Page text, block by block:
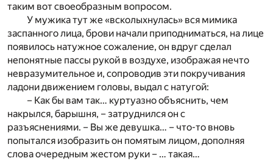
таким вот своеобразным вопросом.
У мужика тут же «всколыхнулась» вся мимика
заспанного лица, брови начали приподниматься, на лице
появилось натужное сожаление, он вдруг сделал
непонятные пассы рукой в воздухе, изображая нечто
невразумительное и, сопроводив эти покручивания
ладони движением головы, выдал с натугой:
– Как бы вам так… куртуазно объяснить, чем
накрылся, барышня, – затруднился он с
разъяснениями. – Вы же девушка… – что-то вновь
попытался изобразить он помятым лицом, дополняя
слова очередным жестом руки – … такая…